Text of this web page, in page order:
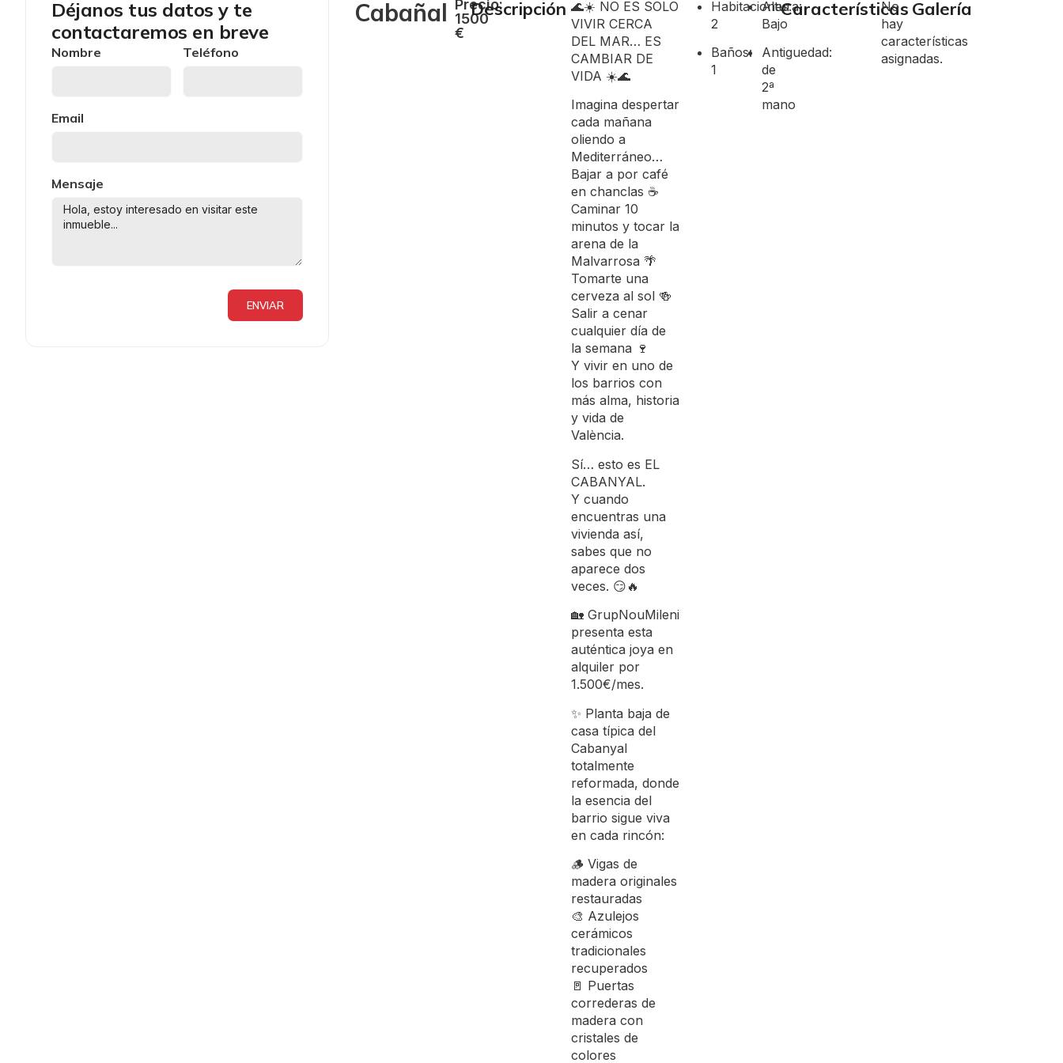
Déjanos tus datos y te
contactaremos en breve
Nombre Teléfono
Email
Mensaje
ENVIAR
Cabañal Precio:
1500
€
Descripción 🌊☀️ NO ES SOLO
VIVIR CERCA
DEL MAR… ES
CAMBIAR DE
VIDA ☀️🌊
Imagina despertar
cada mañana
oliendo a
Mediterráneo…
Bajar a por café
en chanclas ☕
Caminar 10
minutos y tocar la
arena de la
Malvarrosa 🌴
Tomarte una
cerveza al sol 🍻
Salir a cenar
cualquier día de
la semana 🍷
Y vivir en uno de
los barrios con
más alma, historia
y vida de
València.
Sí… esto es EL
CABANYAL.
Y cuando
encuentras una
vivienda así,
sabes que no
aparece dos
veces. 😏🔥
🏡 GrupNouMileni
presenta esta
auténtica joya en
alquiler por
1.500€/mes.
✨ Planta baja de
casa típica del
Cabanyal
totalmente
reformada, donde
la esencia del
barrio sigue viva
en cada rincón:
🪵 Vigas de
madera originales
restauradas
🎨 Azulejos
cerámicos
tradicionales
recuperados
🚪 Puertas
correderas de
madera con
cristales de
colores
Habitaciones:
2
Baños:
1
Altura:
Bajo
Antiguedad:
de
2ª
mano
Características
No
hay
características
asignadas.
Galería